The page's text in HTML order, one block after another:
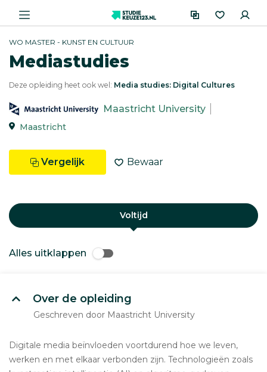
WO MASTER - KUNST EN CULTUUR
Mediastudies
Deze opleiding heet ook wel: Media studies: Digital Cultures
Maastricht University
Maastricht
Vergelijk Bewaar
Voltijd
Alles uitklappen
Over de opleiding
Geschreven door Maastricht University
Digitale media beïnvloeden voortdurend hoe we leven,
werken en met elkaar verbonden zijn. Technologieën zoals